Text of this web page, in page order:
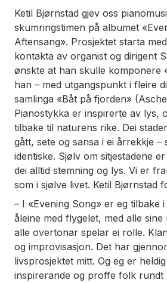
Ketil Bjørnstad gjev oss
skumringstimen på albumet
Aftensang». Prosjektet starta
kontakta av organist og dirigent
ønskte at han skulle komponere
han – med utgangspunkt i fleire
samlinga «Båt på fjorden»
Pianostykka er inspirerte av lys,
tilbake til naturens rike. Dei
gått, sete og sansa i ei årrekkje –
identiske. Sjølv om sitjestadene
dei alltid stemning og lys. Vi er
som i sjølve livet. Ketil Bjørnstad
– I «Evening Song» er eg tilbake
åleine med flygelet, med alle
alle overtonar spelar ei rolle.
og improvisasjon. Det har
livsprosjektet mitt. Og eg er
inspirerande og proffe folk rundt